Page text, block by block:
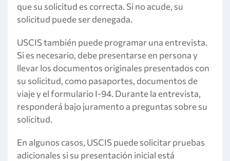
que su solicitud es correcta. Si no acude, su
solicitud puede ser denegada.
USCIS también puede programar una entrevista.
Si es necesario, debe presentarse en persona y
llevar los documentos originales presentados con
su solicitud, como pasaportes, documentos de
viaje y el formulario I-94. Durante la entrevista,
responderá bajo juramento a preguntas sobre su
solicitud.
En algunos casos, USCIS puede solicitar pruebas
adicionales si su presentación inicial está